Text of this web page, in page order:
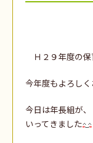
Ｈ２９年度の保
今年度もよろしく
今日は年長組が
いってきました